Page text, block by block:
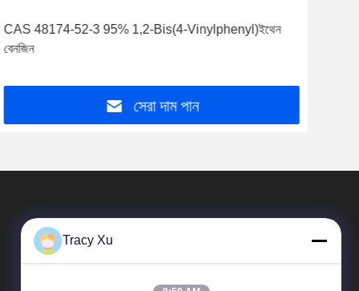
CAS 48174-52-3 95% 1,2-Bis(4-Vinylphenyl)ইথেন
বেনজিন
সেরা দাম পান
Tracy Xu